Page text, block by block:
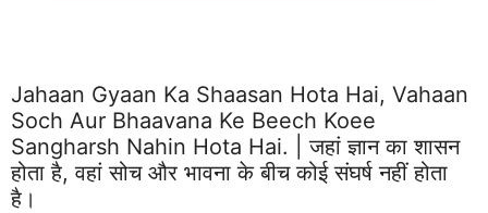
Jahaan Gyaan Ka Shaasan Hota Hai, Vahaan
Soch Aur Bhaavana Ke Beech Koee
Sangharsh Nahin Hota Hai. | जहां ज्ञान का शासन
होता है, वहां सोच और भावना के बीच कोई संघर्ष नहीं होता
है।